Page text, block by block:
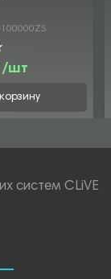
/шт
систем CLiVE